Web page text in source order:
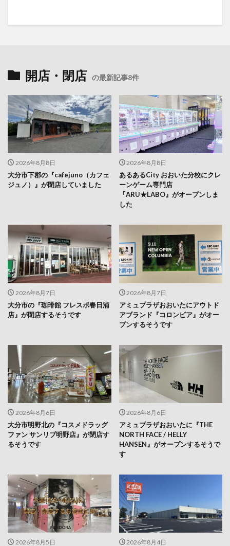
開店・閉店 の最新記事8件
2026年8月8日
大分市下郡の『cafejuno（カフェ
ジュノ）』が閉店していました
2026年8月8日
あるあるCity おおいた分校にクレ
ーンゲーム専門店
『ARU★LABO』がオープンしま
した
2026年8月7日
大分市の『珈琲館 フレスポ春日浦
店』が閉店するそうです
2026年8月7日
アミュプラザおおいたにアウトド
アブランド『コロンビア』がオー
プンするそうです
2026年8月6日
大分市明野北の『コスメドラッグ
ファン サンリブ明野店』が閉店す
るそうです
2026年8月6日
アミュプラザおおいたに『THE
NORTH FACE / HELLY
HANSEN』がオープンするそうで
す
2026年8月5日 2026年8月4日